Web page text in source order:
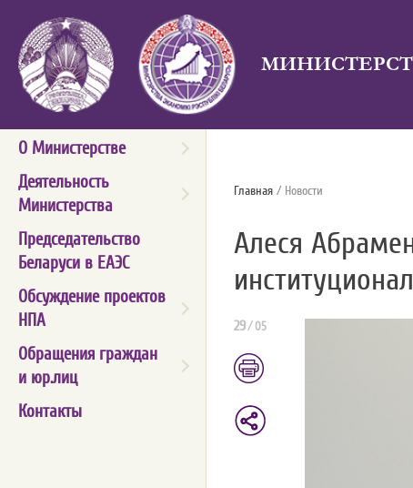
О Министерстве
Деятельность
Министерства
Председательство
Беларуси в ЕАЭС
Обсуждение проектов
НПА
Обращения граждан
и юр.лиц
Контакты
Главная / Новости
Алеся
29/ 05